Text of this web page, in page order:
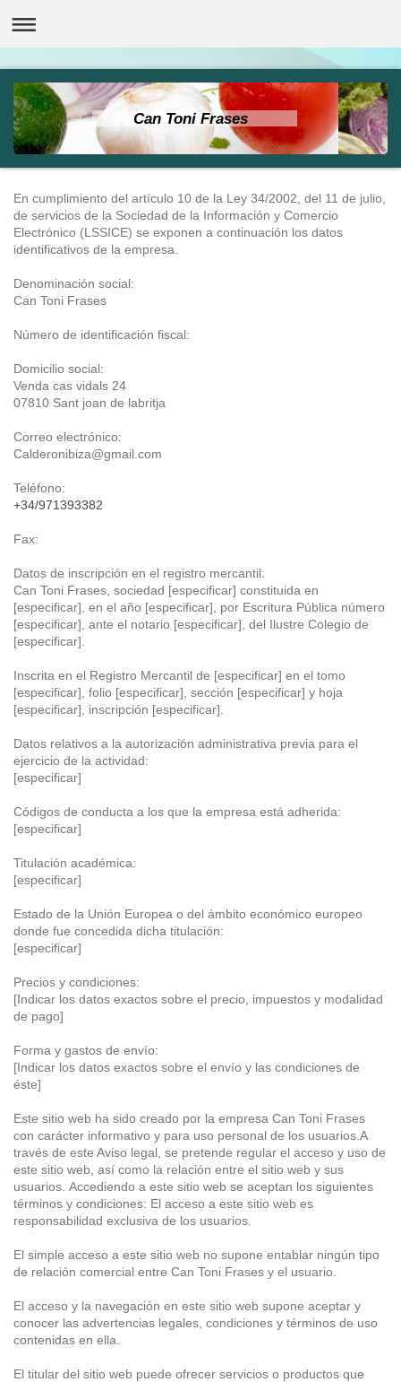
Can Toni Frases
En cumplimiento del artículo 10 de la Ley 34/2002, del 11 de julio,
de servicios de la Sociedad de la Información y Comercio
Electrónico (LSSICE) se exponen a continuación los datos
identificativos de la empresa.
Denominación social:
Can Toni Frases
Número de identificación fiscal:
Domicilio social:
Venda cas vidals 24
07810 Sant joan de labritja
Correo electrónico:
Calderonibiza@gmail.com
Teléfono:
+34/971393382
Fax:
Datos de inscripción en el registro mercantil:
Can Toni Frases , sociedad [especificar] constituida en
[especificar], en el año [especificar], por Escritura Pública número
[especificar], ante el notario [especificar], del Ilustre Colegio de
[especificar].
Inscrita en el Registro Mercantil de [especificar] en el tomo
[especificar], folio [especificar], sección [especificar] y hoja
[especificar], inscripción [especificar].
Datos relativos a la autorización administrativa previa para el
ejercicio de la actividad:
[especificar]
Códigos de conducta a los que la empresa está adherida:
[especificar]
Titulación académica:
[especificar]
Estado de la Unión Europea o del ámbito económico europeo
donde fue concedida dicha titulación:
[especificar]
Precios y condiciones:
[Indicar los datos exactos sobre el precio, impuestos y modalidad
de pago]
Forma y gastos de envío:
[Indicar los datos exactos sobre el envío y las condiciones de
éste]
Este sitio web ha sido creado por la empresa Can Toni Frases
con carácter informativo y para uso personal de los usuarios.A
través de este Aviso legal, se pretende regular el acceso y uso de
este sitio web, así como la relación entre el sitio web y sus
usuarios. Accediendo a este sitio web se aceptan los siguientes
términos y condiciones: El acceso a este sitio web es
responsabilidad exclusiva de los usuarios.
El simple acceso a este sitio web no supone entablar ningún tipo
de relación comercial entre Can Toni Frases y el usuario.
El acceso y la navegación en este sitio web supone aceptar y
conocer las advertencias legales, condiciones y términos de uso
contenidas en ella.
El titular del sitio web puede ofrecer servicios o productos que